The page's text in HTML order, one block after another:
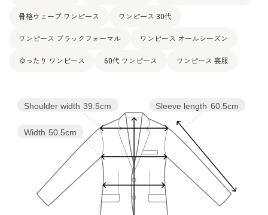
素材
下身頃 / ポリエステル100％（ジョーゼット）
その他
フロントオープンタイプ
骨格ウェーブ ワンピース ワンピース 30代
ワンピース ブラックフォーマル ワンピース オールシーズン
ゆったり ワンピース 60代 ワンピース ワンピース 喪服
Sleeve length 60.5cm
Width 50.5cm
Shoulder width 39.5cm